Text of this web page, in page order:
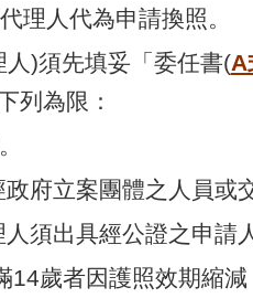
理人代為申請換照。
)須先填妥「委任書(A
列為限：
府立案團體之人員或
須出具經公證之申請
歲者因護照效期縮減